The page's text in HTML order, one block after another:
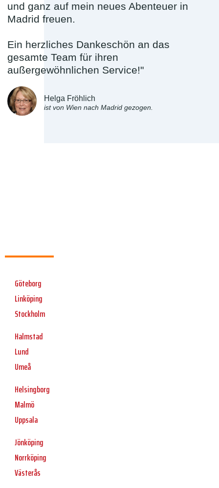
und ganz auf mein neues Abenteuer in
Madrid freuen.
Ein herzliches Dankeschön an das
gesamte Team für ihren
außergewöhnlichen Service!"
Helga Fröhlich
ist von Wien nach Madrid gezogen.
Göteborg
Linköping
Stockholm
Halmstad
Lund
Umeå
Helsingborg
Malmö
Uppsala
Jönköping
Norrköping
Västerås